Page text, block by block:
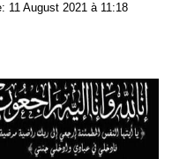
11 August 2021 à 11:18